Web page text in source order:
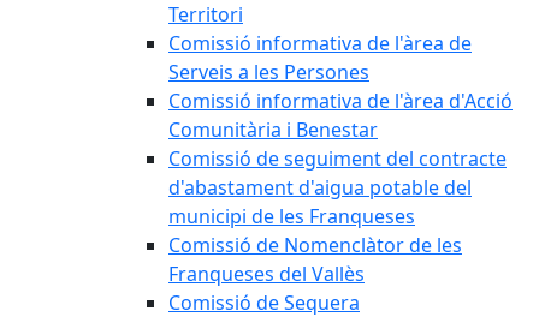
Territori
Comissió informativa de l'àrea de
Serveis a les Persones
Comissió informativa de l'àrea d'Acció
Comunitària i Benestar
Comissió de seguiment del contracte
d'abastament d'aigua potable del
municipi de les Franqueses
Comissió de Nomenclàtor de les
Franqueses del Vallès
Comissió de Sequera